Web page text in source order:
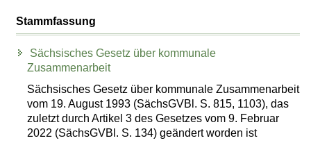
Stammfassung
Sächsisches Gesetz über kommunale
Zusammenarbeit
Sächsisches Gesetz über kommunale Zusammenarbeit
vom 19. August 1993 (SächsGVBl. S. 815, 1103), das
zuletzt durch Artikel 3 des Gesetzes vom 9. Februar
2022 (SächsGVBl. S. 134) geändert worden ist